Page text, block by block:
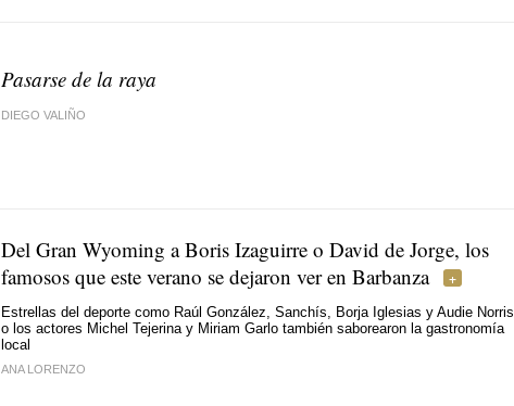
Pasarse de la raya
DIEGO VALIÑO
Del Gran Wyoming a Boris Izaguirre o David de Jorge, los
famosos que este verano se dejaron ver en Barbanza
Estrellas del deporte como Raúl González, Sanchís, Borja Iglesias y Audie Norris
o los actores Michel Tejerina y Miriam Garlo también saborearon la gastronomía
local
ANA LORENZO